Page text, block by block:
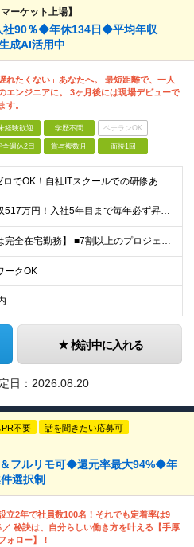
ーケット上場】
社90％◆年休134日◆平均年収
成AI活用中
遅れたくない」あなたへ。 最短距離で、一人
エンジニアに。 3ヶ月後には現場デビューで
す。
経験歓迎 学歴不問 ベテランOK
全週休2日 賞与複数月 面接1回
＼IT知識ゼロでOK！自社ITスクールでの研修あり／ ■完全未経験OK(文系出身70％) ■第二新卒歓迎 ■学歴不問 └社会人未経験の方も歓迎します！ 5名以上の採用を予定しているので、同期と入社も
＼平均年収517万円！入社5年目まで毎年必ず昇給／ ■賞与年3回 ■年収800万円以上も可 ■入社3年以上の平均年収469.2万円 月給23万2000円以上＋賞与年3回＋各種手当 ☆入社5年目まで最
【研修中は完全在宅勤務】 ■7割以上のプロジェクトでリモートワークを導入 ■フルリモートもあり ■一都三県のプロジェクト先 ■転居を伴う転勤なし ＜プロジェクト先＞ 東京・神奈川・千葉・埼玉でのプロ
ークOK
検討中に入れる
日： 2026.08.20
PR不要 話を聞きたい応募可
フルリモ可◆還元率最大94%◆年
選択制
立2年で社員数100名！それでも定着率は9
／ 秘訣は、自分らしい働き方を叶える【手厚
ォロー】！